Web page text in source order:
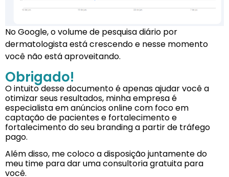
No Google, o volume de pesquisa diário por
dermatologista está crescendo e nesse momento
você não está aproveitando.
Obrigado!
O intuito desse documento é apenas ajudar você a
otimizar seus resultados, minha empresa é
especialista em anúncios online com foco em
captação de pacientes e fortalecimento e
fortalecimento do seu branding a partir de tráfego
pago.
Além disso, me coloco a disposição juntamente do
meu time para dar uma consultoria gratuita para
você.